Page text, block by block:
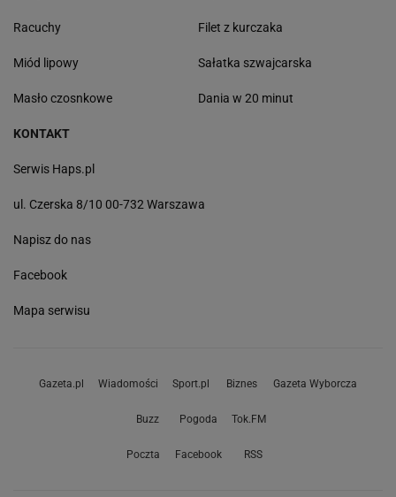
Racuchy
Miód lipowy
Masło czosnkowe
Filet z kurczaka
Sałatka szwajcarska
Dania w 20 minut
KONTAKT
Serwis Haps.pl
ul. Czerska 8/10 00-732 Warszawa
Napisz do nas
Facebook
Mapa serwisu
Gazeta.pl Wiadomości Sport.pl Biznes Gazeta Wyborcza
Buzz Pogoda Tok.FM
Poczta Facebook RSS